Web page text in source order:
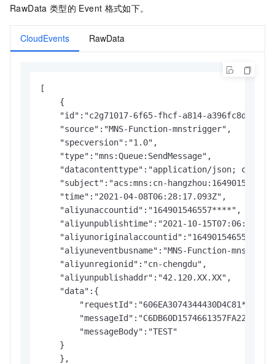
RawData 类型的 Event 格式如下。
CloudEvents RawData
[
    {
    "id":"c2g71017-6f65-fhcf-a814-a396fc8d****",
    "source":"MNS-Function-mnstrigger",
    "specversion":"1.0",
    "type":"mns:Queue:SendMessage",
"datacontenttype":"application/json;
"subject":"acs:mns:cn-
    "time":"2021-04-08T06:28:17.093Z",
    "aliyunaccountid":"164901546557****",
"aliyunpublishtime":"2021-10-
"aliyuneventbusname":"MNS-Function-
    "aliyunregionid":"cn-chengdu",
    "aliyunpublishaddr":"42.120.XX.XX",
    "data":{
        "requestId":"606EA3074344430D4C81****",
        "messageBody":"TEST"
    }
    },